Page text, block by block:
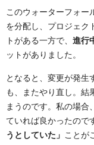
このウォーターフォー
を分配し、プロジェク
トがある一方で、 進行
ットがありました。
となると、変更が発生
も、またやり直し。結
まうのです。私の場合
ていれば良かったので
うとしていた」 ことが